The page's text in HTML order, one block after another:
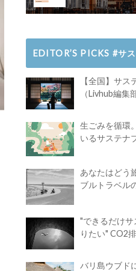
EDITOR’S PICKS #サ
【全国】サ
（Livhub編集
生ごみを循環
いるサステナ
あなたはどう旅する？ ｜
ブルトラベル
"できるだけ
りたい" CO2
バリ島ウブド